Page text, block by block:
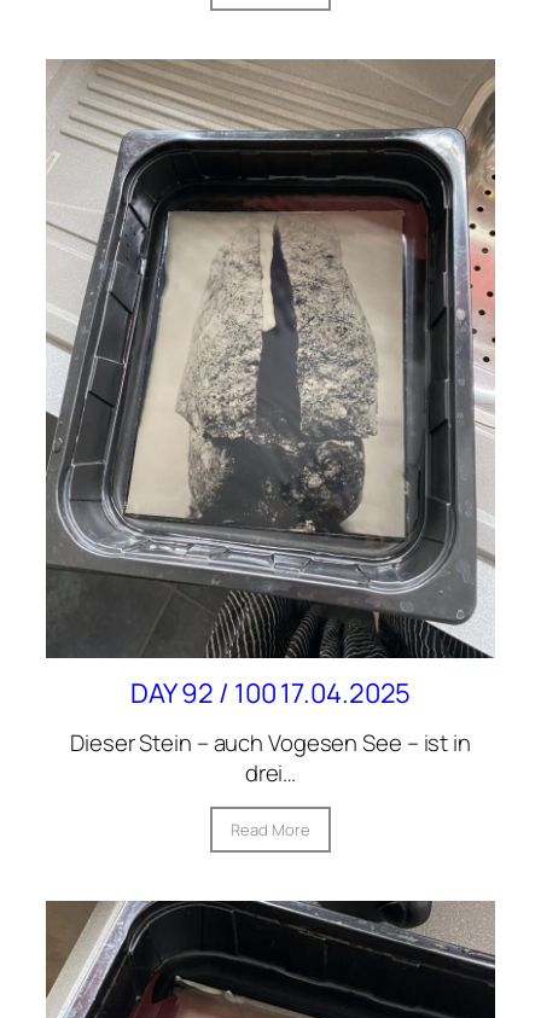
DAY 92 / 100 17.04.2025
Dieser Stein – auch Vogesen See – ist in
drei…
Read More